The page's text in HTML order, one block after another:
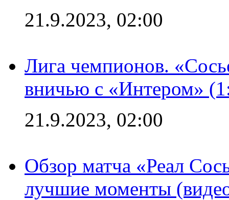
21.9.2023, 02:00
Лига чемпионов.
вничью с «Интером»
21.9.2023, 02:00
Обзор матча «Реал
лучшие моменты